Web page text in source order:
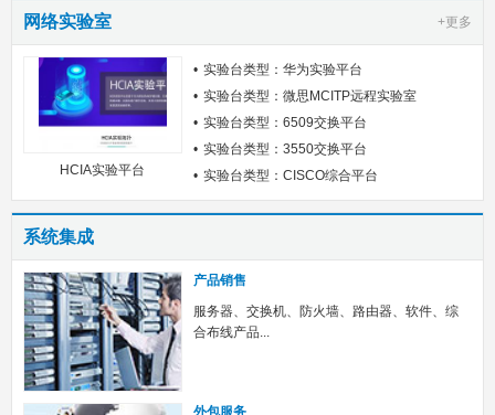
网络实验室 +更多
HCIA实验平台
实验台类型：华为实验平台
实验台类型：微思MCITP远程实验室
实验台类型：6509交换平台
实验台类型：3550交换平台
实验台类型：CISCO综合平台
系统集成
产品销售
服务器、交换机、防火墙、路由器、软件、综
合布线产品...
外包服务